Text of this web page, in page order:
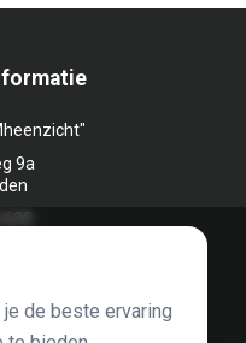
9a
de beste ervaring